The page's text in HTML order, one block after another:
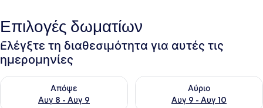
Επιλογές δωματίων
Ελέγξτε τη διαθεσιμότητα για αυτές τις
ημερομηνίες
Απόψε
Αυγ 8 - Αυγ 9
Έλεγχος διαθεσιμότητας για απόψε Αυγ 8 - Αυγ 9
Αύριο
Αυγ 9 - Αυγ 10
Έλεγχος διαθεσιμότητας